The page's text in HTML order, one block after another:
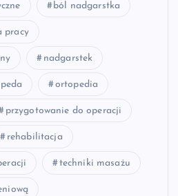
ból nadgarstka
pracy
nadgarstek
ortopedia
przygotowanie do operacji
rehabilitacja
techniki masażu